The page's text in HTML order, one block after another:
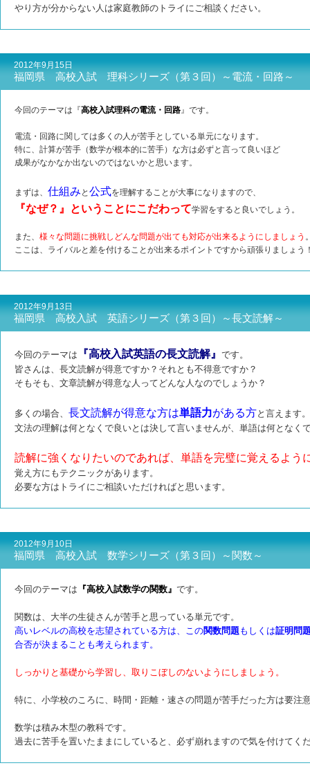
やり方が分からない人は家庭教師のトライにご相談ください。
2012年9月15日
福岡県 高校入試 理科シリーズ（第３回）～電流・回路～
今回のテーマは『高校入試理科の電流・回路』です。
電流・回路に関しては多くの人が苦手としている単元になります。
特に、計算が苦手（数学が根本的に苦手）な方は必ずと言って良いほど
成果がなかなか出ないのではないかと思います。
まずは、 仕組み と 公式を理解することが大事になりますので、
『なぜ？』ということにこだわって学習をすると良いでしょう。
また、 様々な問題に挑戦しどんな問題が出ても対応が出来るようにしましょう
ここは、ライバルと差を付けることが出来るポイントですから頑張りましょう
2012年9月13日
福岡県 高校入試 英語シリーズ（第３回）～長文読解～
今回のテーマは 『高校入試英語の長文読解』 です。
皆さんは、長文読解が得意ですか？それとも不得意ですか？
そもそも、文章読解が得意な人ってどんな人なのでしょうか？
多くの場合、 長文読解が得意な方は単語力がある方と言えます。
文法の理解は何となくで良いとは決して言いませんが、単語は何となく
読解に強くなりたいのであれば、単語を完璧に覚えるよう
覚え方にもテクニックがあります。
必要な方はトライにご相談いただければと思います。
2012年9月10日
福岡県 高校入試 数学シリーズ（第３回）～関数～
今回のテーマは 『高校入試数学の関数』 です。
関数は、大半の生徒さんが苦手と思っている単元です。
高いレベルの高校を志望されている方は、この関数問題 もしくは証明問
合否が決まることも考えられます。
しっかりと基礎から学習し、取りこぼしのないようにしましょう。
特に、小学校のころに、時間・距離・速さの問題が苦手だった方は要注
数学は積み木型の教科です。
過去に苦手を置いたままにしていると、必ず崩れますので気を付けてく